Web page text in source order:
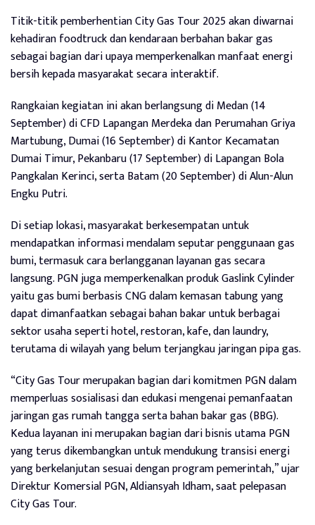
Titik-titik pemberhentian City Gas Tour 2025 akan diwarnai
kehadiran foodtruck dan kendaraan berbahan bakar gas
sebagai bagian dari upaya memperkenalkan manfaat energi
bersih kepada masyarakat secara interaktif.
Rangkaian kegiatan ini akan berlangsung di Medan (14
September) di CFD Lapangan Merdeka dan Perumahan Griya
Martubung, Dumai (16 September) di Kantor Kecamatan
Dumai Timur, Pekanbaru (17 September) di Lapangan Bola
Pangkalan Kerinci, serta Batam (20 September) di Alun-Alun
Engku Putri.
Di setiap lokasi, masyarakat berkesempatan untuk
mendapatkan informasi mendalam seputar penggunaan gas
bumi, termasuk cara berlangganan layanan gas secara
langsung. PGN juga memperkenalkan produk Gaslink Cylinder
yaitu gas bumi berbasis CNG dalam kemasan tabung yang
dapat dimanfaatkan sebagai bahan bakar untuk berbagai
sektor usaha seperti hotel, restoran, kafe, dan laundry,
terutama di wilayah yang belum terjangkau jaringan pipa gas.
“City Gas Tour merupakan bagian dari komitmen PGN dalam
memperluas sosialisasi dan edukasi mengenai pemanfaatan
jaringan gas rumah tangga serta bahan bakar gas (BBG).
Kedua layanan ini merupakan bagian dari bisnis utama PGN
yang terus dikembangkan untuk mendukung transisi energi
yang berkelanjutan sesuai dengan program pemerintah,” ujar
Direktur Komersial PGN, Aldiansyah Idham, saat pelepasan
City Gas Tour.